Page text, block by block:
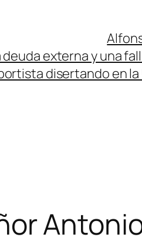
deuda externa y una
disertando en la